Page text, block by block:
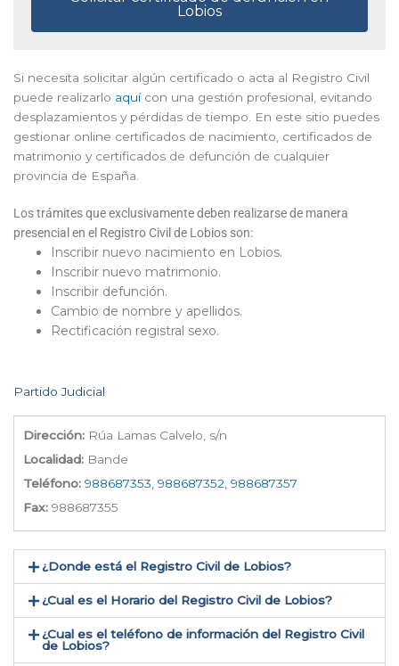
Lobios
Si necesita solicitar algún certificado o acta al Registro Civil
puede realizarlo aquícon una gestión profesional, evitando
desplazamientos y pérdidas de tiempo. En este sitio puedes
gestionar online certificados de nacimiento, certificados de
matrimonio y certificados de defunción de cualquier
provincia de España.
Los trámites que exclusivamente deben realizarse de manera
presencial en el Registro Civil de Lobios son:
Inscribir nuevo nacimiento en Lobios.
Inscribir nuevo matrimonio.
Inscribir defunción.
Cambio de nombre y apellidos.
Rectificación registral sexo.
Partido Judicial
Dirección: Rúa Lamas Calvelo, s/n
Localidad: Bande
Teléfono: 988687353, 988687352, 988687357
Fax: 988687355
¿Donde está el Registro Civil de Lobios​?
¿Cual es el Horario del Registro Civil de Lobios?
¿Cual es el teléfono de información del Registro Civil
de Lobios​?